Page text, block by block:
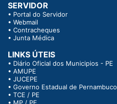
SERVIDOR
• Portal do Servidor
• Webmail
• Contracheques
• Junta Médica
LINKS ÚTEIS
• Diário Oficial dos Municipios - PE
• AMUPE
• JUCEPE
• Governo Estadual de Pernambuco
• TCE / PE